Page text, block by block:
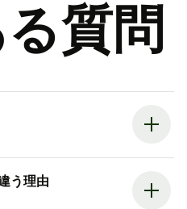
質問
う理由